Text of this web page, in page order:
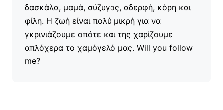
δασκάλα, μαμά, σύζυγος, αδερφή, κόρη και
φίλη. Η ζωή είναι πολύ μικρή για να
γκρινιάζουμε οπότε και της χαρίζουμε
απλόχερα το χαμόγελό μας. Will you follow
me?